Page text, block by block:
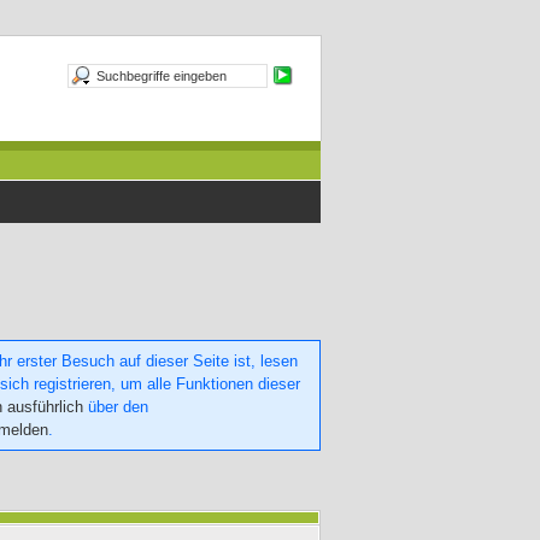
erster Besuch auf dieser Seite ist, lesen
registrieren, um alle Funktionen dieser
ausführlich über den
.